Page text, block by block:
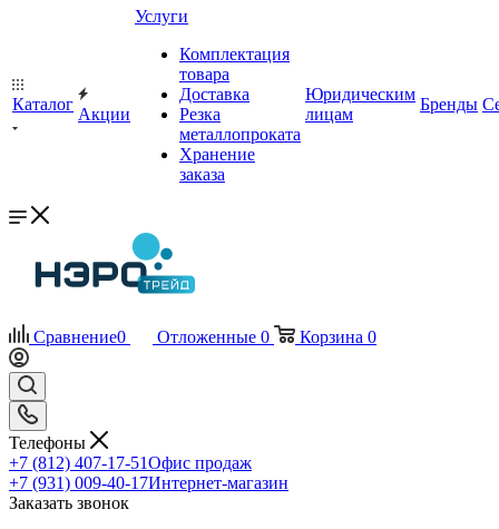
Каталог
Акции
Услуги
Комплектация
товара
Доставка
Резка
металлопроката
Хранение
заказа
Юридическим
лицам
Бренды
Сравнение0 Отложенные 0 Корзина 0
Телефоны
+7 (812) 407-17-51Офис продаж
+7 (931) 009-40-17Интернет-магазин
Заказать звонок